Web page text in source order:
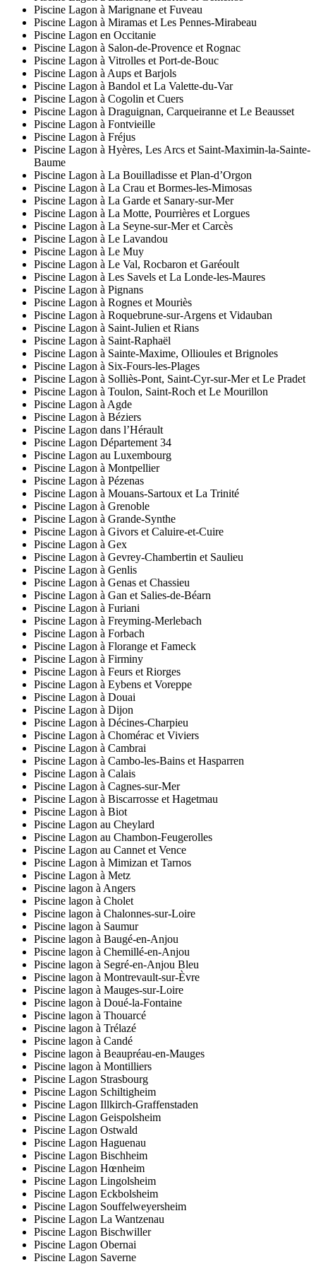
Piscine Lagon à Marignane et Fuveau
Piscine Lagon à Miramas et Les Pennes-Mirabeau
Piscine Lagon en Occitanie
Piscine Lagon à Salon-de-Provence et Rognac
Piscine Lagon à Vitrolles et Port-de-Bouc
Piscine Lagon à Aups et Barjols
Piscine Lagon à Bandol et La Valette-du-Var
Piscine Lagon à Cogolin et Cuers
Piscine Lagon à Draguignan, Carqueiranne et Le Beausset
Piscine Lagon à Fontvieille
Piscine Lagon à Fréjus
Piscine Lagon à Hyères, Les Arcs et Saint-Maximin-la-Sainte-
Baume
Piscine Lagon à La Bouilladisse et Plan-d’Orgon
Piscine Lagon à La Crau et Bormes-les-Mimosas
Piscine Lagon à La Garde et Sanary-sur-Mer
Piscine Lagon à La Motte, Pourrières et Lorgues
Piscine Lagon à La Seyne-sur-Mer et Carcès
Piscine Lagon à Le Lavandou
Piscine Lagon à Le Muy
Piscine Lagon à Le Val, Rocbaron et Garéoult
Piscine Lagon à Les Savels et La Londe-les-Maures
Piscine Lagon à Pignans
Piscine Lagon à Rognes et Mouriès
Piscine Lagon à Roquebrune-sur-Argens et Vidauban
Piscine Lagon à Saint-Julien et Rians
Piscine Lagon à Saint-Raphaël
Piscine Lagon à Sainte-Maxime, Ollioules et Brignoles
Piscine Lagon à Six-Fours-les-Plages
Piscine Lagon à Solliès-Pont, Saint-Cyr-sur-Mer et Le Pradet
Piscine Lagon à Toulon, Saint-Roch et Le Mourillon
Piscine Lagon à Agde
Piscine Lagon à Béziers
Piscine Lagon dans l’Hérault
Piscine Lagon Département 34
Piscine Lagon au Luxembourg
Piscine Lagon à Montpellier
Piscine Lagon à Pézenas
Piscine Lagon à Mouans-Sartoux et La Trinité
Piscine Lagon à Grenoble
Piscine Lagon à Grande-Synthe
Piscine Lagon à Givors et Caluire-et-Cuire
Piscine Lagon à Gex
Piscine Lagon à Gevrey-Chambertin et Saulieu
Piscine Lagon à Genlis
Piscine Lagon à Genas et Chassieu
Piscine Lagon à Gan et Salies-de-Béarn
Piscine Lagon à Furiani
Piscine Lagon à Freyming-Merlebach
Piscine Lagon à Forbach
Piscine Lagon à Florange et Fameck
Piscine Lagon à Firminy
Piscine Lagon à Feurs et Riorges
Piscine Lagon à Eybens et Voreppe
Piscine Lagon à Douai
Piscine Lagon à Dijon
Piscine Lagon à Décines-Charpieu
Piscine Lagon à Chomérac et Viviers
Piscine Lagon à Cambrai
Piscine Lagon à Cambo-les-Bains et Hasparren
Piscine Lagon à Calais
Piscine Lagon à Cagnes-sur-Mer
Piscine Lagon à Biscarrosse et Hagetmau
Piscine Lagon à Biot
Piscine Lagon au Cheylard
Piscine Lagon au Chambon-Feugerolles
Piscine Lagon au Cannet et Vence
Piscine Lagon à Mimizan et Tarnos
Piscine Lagon à Metz
Piscine lagon à Angers
Piscine lagon à Cholet
Piscine lagon à Chalonnes-sur-Loire
Piscine lagon à Saumur
Piscine lagon à Baugé-en-Anjou
Piscine lagon à Chemillé-en-Anjou
Piscine lagon à Segré-en-Anjou Bleu
Piscine lagon à Montrevault-sur-Èvre
Piscine lagon à Mauges-sur-Loire
Piscine lagon à Doué-la-Fontaine
Piscine lagon à Thouarcé
Piscine lagon à Trélazé
Piscine lagon à Candé
Piscine lagon à Beaupréau-en-Mauges
Piscine lagon à Montilliers
Piscine Lagon Strasbourg
Piscine Lagon Schiltigheim
Piscine Lagon Illkirch-Graffenstaden
Piscine Lagon Geispolsheim
Piscine Lagon Ostwald
Piscine Lagon Haguenau
Piscine Lagon Bischheim
Piscine Lagon Hœnheim
Piscine Lagon Lingolsheim
Piscine Lagon Eckbolsheim
Piscine Lagon Souffelweyersheim
Piscine Lagon La Wantzenau
Piscine Lagon Bischwiller
Piscine Lagon Obernai
Piscine Lagon Saverne